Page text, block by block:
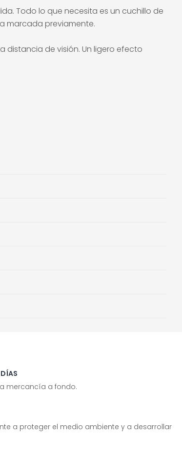
Todo lo que necesita es un cuchillo de
marcada previamente.
de visión. Un ligero efecto
mercancía a fondo.
a proteger el medio ambiente y a desarrollar